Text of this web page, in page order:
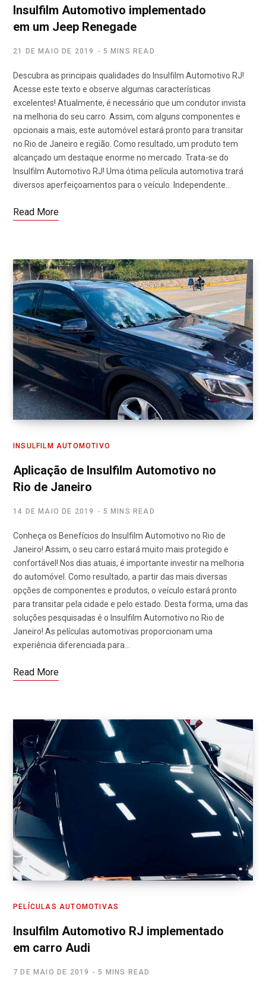
Insulfilm Automotivo implementado
em um Jeep Renegade
21 DE MAIO DE 2019 5 MINS READ
Descubra as principais qualidades do Insulfilm Automotivo RJ!
Acesse este texto e observe algumas características
excelentes! Atualmente, é necessário que um condutor invista
na melhoria do seu carro. Assim, com alguns componentes e
opcionais a mais, este automóvel estará pronto para transitar
no Rio de Janeiro e região. Como resultado, um produto tem
alcançado um destaque enorme no mercado. Trata-se do
Insulfilm Automotivo RJ! Uma ótima película automotiva trará
diversos aperfeiçoamentos para o veículo. Independente…
Read More
INSULFILM AUTOMOTIVO
Aplicação de Insulfilm Automotivo no
Rio de Janeiro
14 DE MAIO DE 2019 5 MINS READ
Conheça os Benefícios do Insulfilm Automotivo no Rio de
Janeiro! Assim, o seu carro estará muito mais protegido e
confortável! Nos dias atuais, é importante investir na melhoria
do automóvel. Como resultado, a partir das mais diversas
opções de componentes e produtos, o veículo estará pronto
para transitar pela cidade e pelo estado. Desta forma, uma das
soluções pesquisadas é o Insulfilm Automotivo no Rio de
Janeiro! As películas automotivas proporcionam uma
experiência diferenciada para…
Read More
PELÍCULAS AUTOMOTIVAS
Insulfilm Automotivo RJ implementado
em carro Audi
7 DE MAIO DE 2019 5 MINS READ